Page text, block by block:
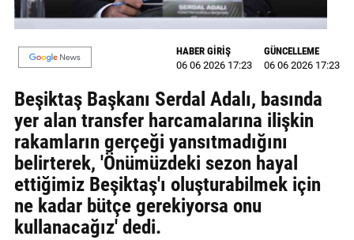
BİZE
ULAŞIN
Künye
İletişim
Gizlilik
Politikası
HABER GİRİŞ
06 06 2026 17:23
GÜNCELLEME
06 06 2026 17:23
Beşiktaş Başkanı Serdal Adalı, basında
yer alan transfer harcamalarına ilişkin
rakamların gerçeği yansıtmadığını
belirterek, 'Önümüzdeki sezon hayal
ettiğimiz Beşiktaş'ı oluşturabilmek için
ne kadar bütçe gerekiyorsa onu
kullanacağız' dedi.